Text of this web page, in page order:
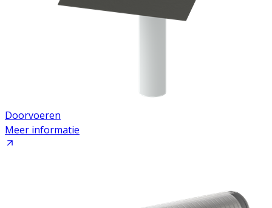
Doorvoeren
Meer informatie